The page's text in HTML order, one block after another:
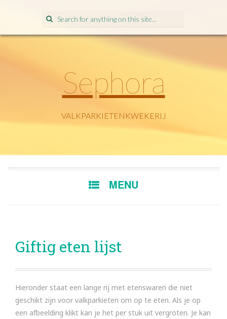
Search
for:
Sephora
VALKPARKIETENKWEKERIJ
MENU
Giftig eten lijst
Hieronder staat een lange rij met etenswaren die niet
geschikt zijn voor valkparkieten om op te eten. Als je op
een afbeelding klikt kan je het per stuk uit vergroten. Je kan